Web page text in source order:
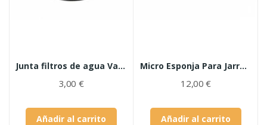
Junta filtros de agua Vario
3,00 €
Añadir al carrito
Micro Esponja Para Jarra De Filtrado De Agua
12,00 €
Añadir al carrito